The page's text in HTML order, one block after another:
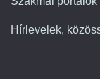
Hírlevelek,